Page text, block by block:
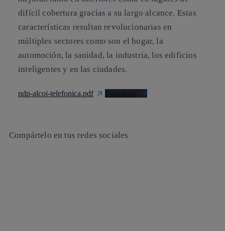
difícil cobertura gracias a su largo alcance. Estas
características resultan revolucionarias en
múltiples sectores como son el hogar, la
automoción, la sanidad, la industria, los edificios
inteligentes y en las ciudades.
ndp-alcoi-telefonica.pdf Descargar
Compártelo en tus redes sociales